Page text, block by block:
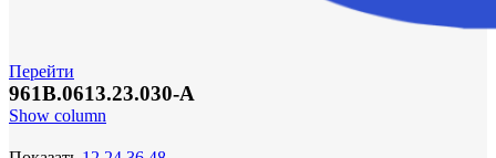
Перейти
961В.0613.23.030-А
Show column